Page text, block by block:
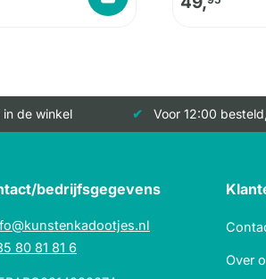
in de winkel Voor 12:00
bedrijfsgegevens
80 81 81 6
Over